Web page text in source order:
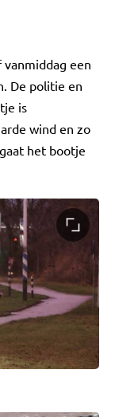
vanmiddag een
De politie en
is
wind en zo
het bootje